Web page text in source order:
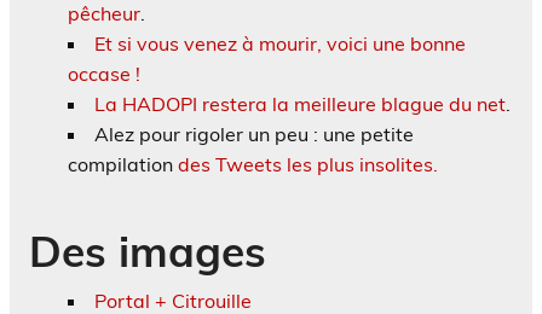
pêcheur.
Et si vous venez à mourir, voici une bonne
occase !
La HADOPI restera la meilleure blague du net.
Alez pour rigoler un peu : une petite
compilation des Tweets les plus insolites.
Des images
Portal + Citrouille